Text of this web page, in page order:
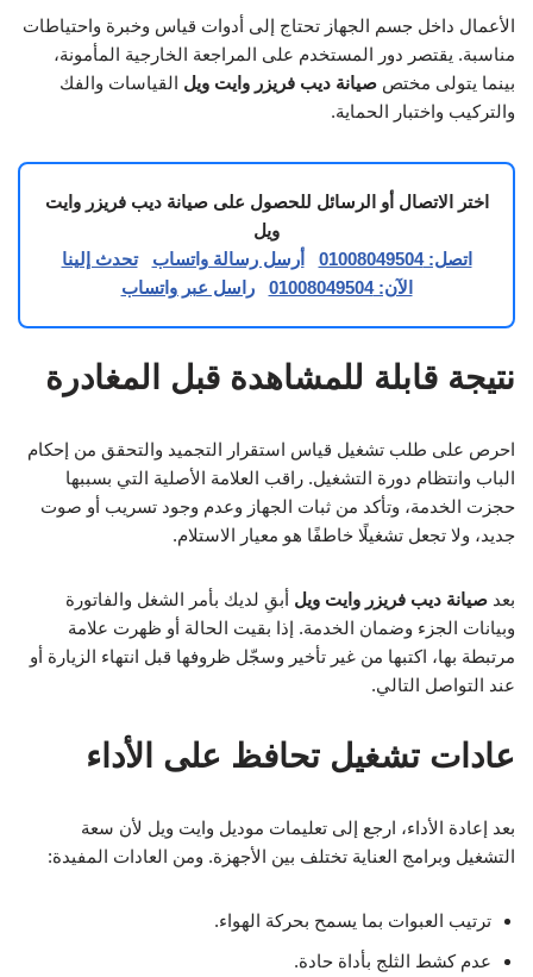
الأعمال داخل جسم الجهاز تحتاج إلى أدوات قياس وخبرة واحتياطات
مناسبة. يقتصر دور المستخدم على المراجعة الخارجية المأمونة،
بينما يتولى مختص صيانة ديب فريزر وايت ويل القياسات والفك
والتركيب واختبار الحماية.
اختر الاتصال أو الرسائل للحصول على صيانة ديب فريزر وايت
ويل
اتصل: 01008049504
أرسل رسالة واتساب
تحدث إلينا
الآن: 01008049504
راسل عبر واتساب
نتيجة قابلة للمشاهدة قبل المغادرة
احرص على طلب تشغيل قياس استقرار التجميد والتحقق من إحكام
الباب وانتظام دورة التشغيل. راقب العلامة الأصلية التي بسببها
حجزت الخدمة، وتأكد من ثبات الجهاز وعدم وجود تسريب أو صوت
جديد، ولا تجعل تشغيلًا خاطفًا هو معيار الاستلام.
بعد صيانة ديب فريزر وايت ويل أبقِ لديك بأمر الشغل والفاتورة
وبيانات الجزء وضمان الخدمة. إذا بقيت الحالة أو ظهرت علامة
مرتبطة بها، اكتبها من غير تأخير وسجّل ظروفها قبل انتهاء الزيارة أو
عند التواصل التالي.
عادات تشغيل تحافظ على الأداء
بعد إعادة الأداء، ارجع إلى تعليمات موديل وايت ويل لأن سعة
التشغيل وبرامج العناية تختلف بين الأجهزة. ومن العادات المفيدة:
ترتيب العبوات بما يسمح بحركة الهواء.
عدم كشط الثلج بأداة حادة.